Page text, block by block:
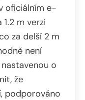
oficiálním e-
1.2 m verzi
za delší 2 m
není
o
že
podporováno